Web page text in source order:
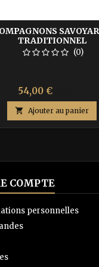
TRADITIONNEL
(0)
Prix
54,00 €
base
 Ajouter au panier
COMPTE
personnelles